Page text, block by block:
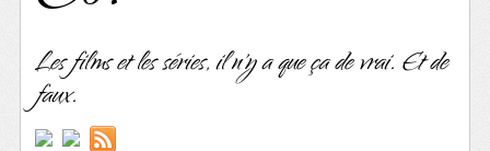
Les films et les séries, il n'y a que ça de vrai. Et de
faux.